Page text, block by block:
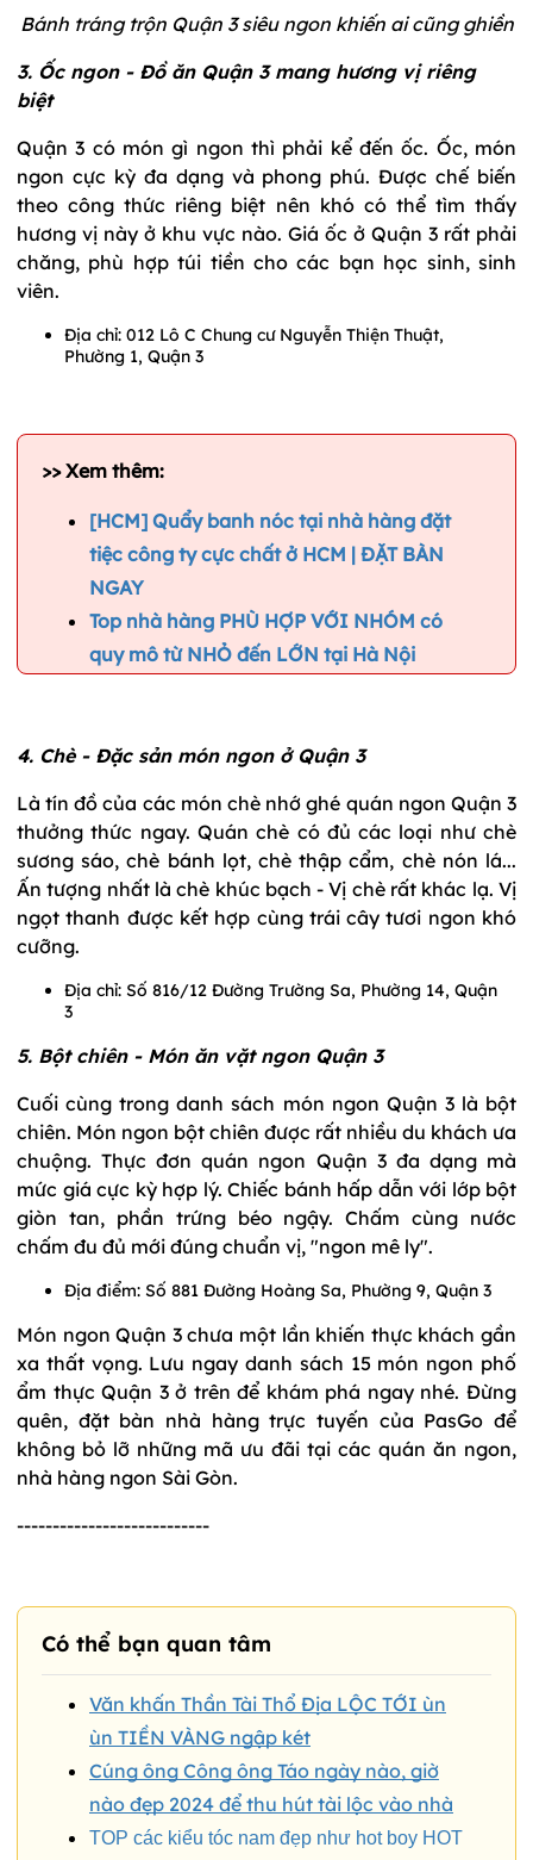
Bánh tráng trộn Quận 3 siêu ngon khiến ai cũng ghiền
3. Ốc ngon - Đồ ăn Quận 3 mang hương vị riêng
biệt
Quận 3 có món gì ngon thì phải kể đến ốc. Ốc, món
ngon cực kỳ đa dạng và phong phú. Được chế biến
theo công thức riêng biệt nên khó có thể tìm thấy
hương vị này ở khu vực nào. Giá ốc ở Quận 3 rất phải
chăng, phù hợp túi tiền cho các bạn học sinh, sinh
viên.
Địa chỉ: 012 Lô C Chung cư Nguyễn Thiện Thuật,
Phường 1, Quận 3
>> Xem thêm:
[HCM] Quẩy banh nóc tại nhà hàng đặt
tiệc công ty cực chất ở HCM | ĐẶT BÀN
NGAY
Top nhà hàng PHÙ HỢP VỚI NHÓM có
quy mô từ NHỎ đến LỚN tại Hà Nội
4. Chè - Đặc sản món ngon ở Quận 3
Là tín đồ của các món chè nhớ ghé quán ngon Quận 3
thưởng thức ngay. Quán chè có đủ các loại như chè
sương sáo, chè bánh lọt, chè thập cẩm, chè nón lá...
Ấn tượng nhất là chè khúc bạch - Vị chè rất khác lạ. Vị
ngọt thanh được kết hợp cùng trái cây tươi ngon khó
cưỡng.
Địa chỉ: Số 816/12 Đường Trường Sa, Phường 14, Quận
3
5. Bột chiên - Món ăn vặt ngon Quận 3
Cuối cùng trong danh sách món ngon Quận 3 là bột
chiên. Món ngon bột chiên được rất nhiều du khách ưa
chuộng. Thực đơn quán ngon Quận 3 đa dạng mà
mức giá cực kỳ hợp lý. Chiếc bánh hấp dẫn với lớp bột
giòn tan, phần trứng béo ngậy. Chấm cùng nước
chấm đu đủ mới đúng chuẩn vị, "ngon mê ly".
Địa điểm: Số 881 Đường Hoàng Sa, Phường 9, Quận 3
Món ngon Quận 3 chưa một lần khiến thực khách gần
xa thất vọng. Lưu ngay danh sách 15 món ngon phố
ẩm thực Quận 3 ở trên để khám phá ngay nhé. Đừng
quên, đặt bàn nhà hàng trực tuyến của PasGo để
không bỏ lỡ những mã ưu đãi tại các quán ăn ngon,
nhà hàng ngon Sài Gòn.
---------------------------
Có thể bạn quan tâm
Văn khấn Thần Tài Thổ Địa LỘC TỚI ùn
ùn TIỀN VÀNG ngập két
Cúng ông Công ông Táo ngày nào, giờ
nào đẹp 2024 để thu hút tài lộc vào nhà
TOP các kiểu tóc nam đẹp như hot boy HOT